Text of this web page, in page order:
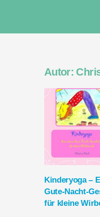
Autor:
Kinderyoga –
Gute-Nacht-
für kleine